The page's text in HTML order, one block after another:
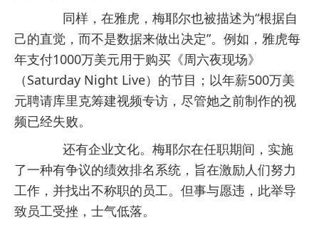
同样，在雅虎，梅耶尔也被描述为“根据自
己的直觉，而不是数据来做出决定”。例如，雅虎每
年支付1000万美元用于购买《周六夜现场》
（Saturday Night Live）的节目；以年薪500万美
元聘请库里克筹建视频专访，尽管她之前制作的视
频已经失败。
还有企业文化。梅耶尔在任职期间，实施
了一种有争议的绩效排名系统，旨在激励人们努力
工作，并找出不称职的员工。但事与愿违，此举导
致员工受挫，士气低落。